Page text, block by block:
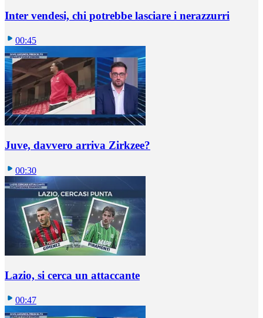
Inter vendesi, chi potrebbe lasciare i nerazzurri
00:45
Juve, davvero arriva Zirkzee?
00:30
Lazio, si cerca un attaccante
00:47